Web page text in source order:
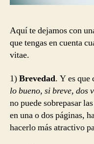
Aquí te dejamos con
que tengas en cuenta
vitae.
1)Brevedad. Y es que
lo bueno, si breve, dos
no puede sobrepasar
en una o dos páginas,
hacerlo más atractivo